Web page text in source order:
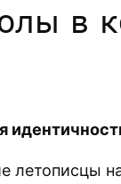
в
летописцы